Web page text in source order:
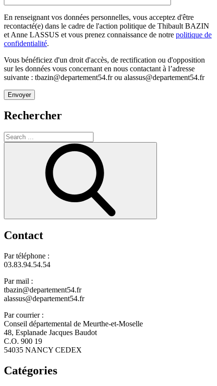
En renseignant vos données personnelles, vous acceptez d'être
recontacté(e) dans le cadre de l'action politique de Thibault BAZIN
et Anne LASSUS et vous prenez connaissance de notre politique de
confidentialité.
Vous bénéficiez d'un droit d'accès, de rectification ou d'opposition
sur les données vous concernant en nous contactant à l’adresse
suivante : tbazin@departement54.fr ou alassus@departement54.fr
Rechercher
Search
for:
Contact
Par téléphone :
03.83.94.54.54
Par mail :
tbazin@departement54.fr
alassus@departement54.fr
Par courrier :
Conseil départemental de Meurthe-et-Moselle
48, Esplanade Jacques Baudot
C.O. 900 19
54035 NANCY CEDEX
Catégories